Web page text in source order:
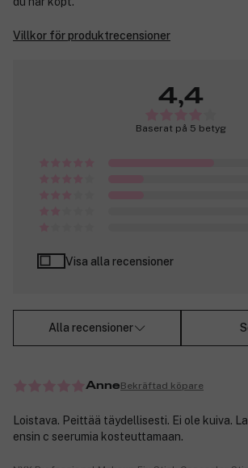
Villkor för produktrecensioner
4,4
Baserat på 5 betyg
Visa alla recensioner
Alla recensioner
AnneBekräftad köpare
Loistava. Peittää täydellisesti. Ei ole kuiva.
ensin c seerumia kosteuttamaan.